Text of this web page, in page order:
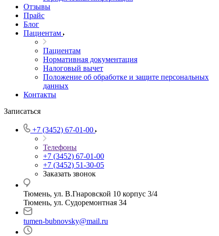
Отзывы
Прайс
Блог
Пациентам
Пациентам
Нормативная документация
Налоговый вычет
Положение об обработке и защите персональных
данных
Контакты
Записаться
+7 (3452) 67-01-00
Телефоны
+7 (3452) 67-01-00
+7 (3452) 51-30-05
Заказать звонок
Тюмень, ул. В.Гнаровской 10 корпус 3/4
Тюмень, ул. Судоремонтная 34
tumen-bubnovsky@mail.ru